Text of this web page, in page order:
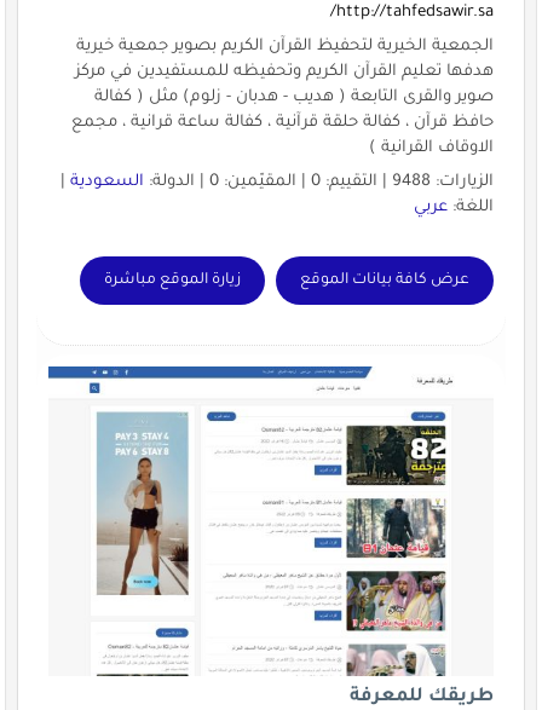
http://tahfedsawir.sa/
الجمعية الخيرية لتحفيظ القرآن الكريم بصوير جمعية خيرية
هدفها تعليم القرآن الكريم وتحفيظه للمستفيدين في مركز
صوير والقرى التابعة ( هديب - هدبان - زلوم) مثل ( كفالة
حافظ قرآن ، كفالة حلقة قرآنية ، كفالة ساعة قرانية ، مجمع
الاوقاف القرانية )
الزيارات: 9488 | التقييم: 0 | المقيّمين: 0 | الدولة:
السعودية|
اللغة: عربي
عرض كافة بيانات الموقع زيارة الموقع مباشرة
طريقك للمعرفة